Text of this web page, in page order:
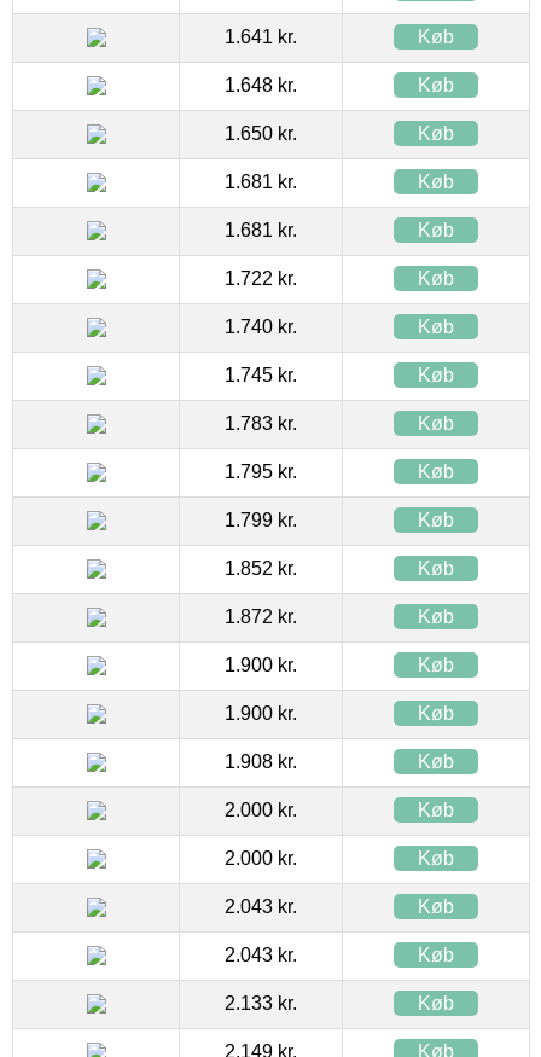
1.641 kr. Køb
1.648 kr. Køb
1.650 kr. Køb
1.681 kr. Køb
1.681 kr. Køb
1.722 kr. Køb
1.740 kr. Køb
1.745 kr. Køb
1.783 kr. Køb
1.795 kr. Køb
1.799 kr. Køb
1.852 kr. Køb
1.872 kr. Køb
1.900 kr. Køb
1.900 kr. Køb
1.908 kr. Køb
2.000 kr. Køb
2.000 kr. Køb
2.043 kr. Køb
2.043 kr. Køb
2.133 kr. Køb
2.149 kr. Køb